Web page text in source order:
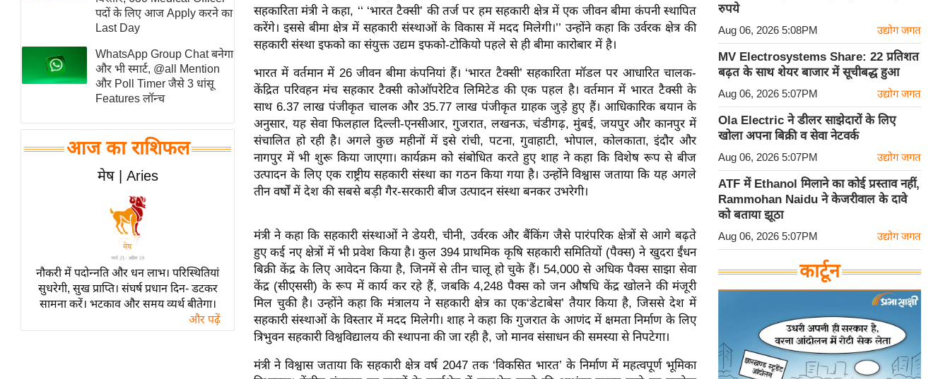
चाय पर
समीक्षा
धर्म
ज्योतिष
धर्मस्थल
व्रत
पदों के लिए आज Apply करने का
Last Day
WhatsApp Group Chat बनेगा
और भी स्मार्ट, @all Mention
और Poll Timer जैसे 3 धांसू
Features लॉन्च
आज का राशिफल
मेष | Aries
नौकरी में पदोन्नति और धन लाभ। परिस्थितियां
सुधरेगी, सुख प्राप्ति। संघर्ष प्रधान दिन- डटकर
सामना करें। भटकाव और समय व्यर्थ बीतेगा।
और पढ़ें
सहकारिता मंत्री ने कहा, ‘‘ ‘भारत टैक्सी’ की तर्ज पर हम सहकारी क्षेत्र में एक जीवन बीमा कंपनी स्थापित
करेंगे। इससे बीमा क्षेत्र में सहकारी संस्थाओं के विकास में मदद मिलेगी।’’ उन्होंने कहा कि उर्वरक क्षेत्र की
सहकारी संस्था इफको का संयुक्त उद्यम इफको-टोकियो पहले से ही बीमा कारोबार में है।
भारत में वर्तमान में 26 जीवन बीमा कंपनियां हैं। ‘भारत टैक्सी’ सहकारिता मॉडल पर आधारित चालक-
केंद्रित परिवहन मंच सहकार टैक्सी कोऑपरेटिव लिमिटेड की एक पहल है। वर्तमान में भारत टैक्सी के
साथ 6.37 लाख पंजीकृत चालक और 35.77 लाख पंजीकृत ग्राहक जुड़े हुए हैं। आधिकारिक बयान के
अनुसार, यह सेवा फिलहाल दिल्ली-एनसीआर, गुजरात, लखनऊ, चंडीगढ़, मुंबई, जयपुर और कानपुर में
संचालित हो रही है। अगले कुछ महीनों में इसे रांची, पटना, गुवाहाटी, भोपाल, कोलकाता, इंदौर और
नागपुर में भी शुरू किया जाएगा। कार्यक्रम को संबोधित करते हुए शाह ने कहा कि विशेष रूप से बीज
उत्पादन के लिए एक राष्ट्रीय सहकारी संस्था का गठन किया गया है। उन्होंने विश्वास जताया कि यह अगले
तीन वर्षों में देश की सबसे बड़ी गैर-सरकारी बीज उत्पादन संस्था बनकर उभरेगी।
मंत्री ने कहा कि सहकारी संस्थाओं ने डेयरी, चीनी, उर्वरक और बैंकिंग जैसे पारंपरिक क्षेत्रों से आगे बढ़ते
हुए कई नए क्षेत्रों में भी प्रवेश किया है। कुल 394 प्राथमिक कृषि सहकारी समितियों (पैक्स) ने खुदरा ईंधन
बिक्री केंद्र के लिए आवेदन किया है, जिनमें से तीन चालू हो चुके हैं। 54,000 से अधिक पैक्स साझा सेवा
केंद्र (सीएससी) के रूप में कार्य कर रहे हैं, जबकि 4,248 पैक्स को जन औषधि केंद्र खोलने की मंजूरी
मिल चुकी है। उन्होंने कहा कि मंत्रालय ने सहकारी क्षेत्र का एक‘डेटाबेस’ तैयार किया है, जिससे देश में
सहकारी संस्थाओं के विस्तार में मदद मिलेगी। शाह ने कहा कि गुजरात के आणंद में क्षमता निर्माण के लिए
त्रिभुवन सहकारी विश्वविद्यालय की स्थापना की जा रही है, जो मानव संसाधन की समस्या से निपटेगा।
मंत्री ने विश्वास जताया कि सहकारी क्षेत्र वर्ष 2047 तक ‘विकसित भारत’ के निर्माण में महत्वपूर्ण भूमिका
रुपये
Aug 06, 2026 5:08PM उद्योग जगत
MV Electrosystems Share: 22 प्रतिशत
बढ़त के साथ शेयर बाजार में सूचीबद्ध हुआ
Aug 06, 2026 5:07PM उद्योग जगत
Ola Electric ने डीलर साझेदारों के लिए
खोला अपना बिक्री व सेवा नेटवर्क
Aug 06, 2026 5:07PM उद्योग जगत
ATF में Ethanol मिलाने का कोई प्रस्ताव नहीं,
Rammohan Naidu ने केजरीवाल के दावे
को बताया झूठा
Aug 06, 2026 5:07PM उद्योग जगत
कार्टून